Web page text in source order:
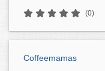
(0)
Coffeemamas